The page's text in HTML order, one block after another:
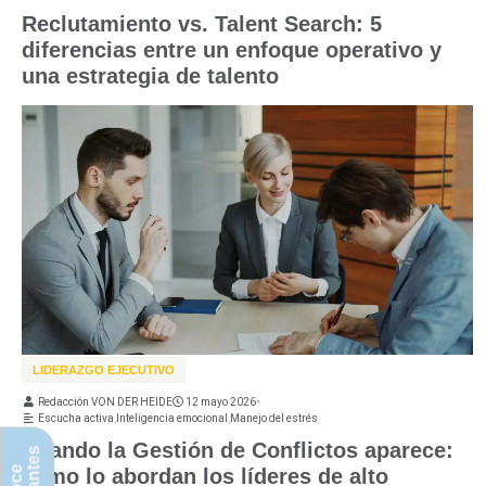
Reclutamiento vs. Talent Search: 5
diferencias entre un enfoque operativo y
una estrategia de talento
LIDERAZGO EJECUTIVO
Cuando la Gestión de Conflictos aparece:
cómo lo abordan los líderes de alto
Redacción VON DER HEIDE 12 mayo 2026•
Escucha activa,Inteligencia emocional ,Manejo del estrés